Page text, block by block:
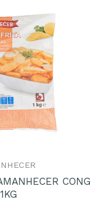
CONG
1KG